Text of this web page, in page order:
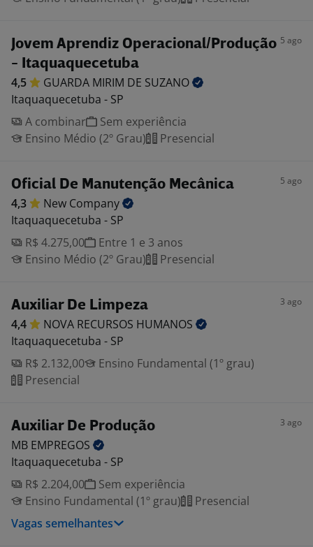
Jovem Aprendiz Operacional/Produção
- Itaquaquecetuba
5 ago
4,5 GUARDA MIRIM DE SUZANO
Itaquaquecetuba - SP
A combinar
Sem experiência
Ensino Médio (2º Grau)
Presencial
Oficial De Manutenção Mecânica 5 ago
4,3 New Company
Itaquaquecetuba - SP
R$ 4.275,00
Entre 1 e 3 anos
Ensino Médio (2º Grau)
Presencial
Auxiliar De Limpeza 3 ago
4,4 NOVA RECURSOS HUMANOS
Itaquaquecetuba - SP
R$ 2.132,00
Ensino Fundamental (1º grau)
Presencial
Auxiliar De Produção 3 ago
MB EMPREGOS
Itaquaquecetuba - SP
R$ 2.204,00
Sem experiência
Ensino Fundamental (1º grau)
Presencial
Vagas semelhantes